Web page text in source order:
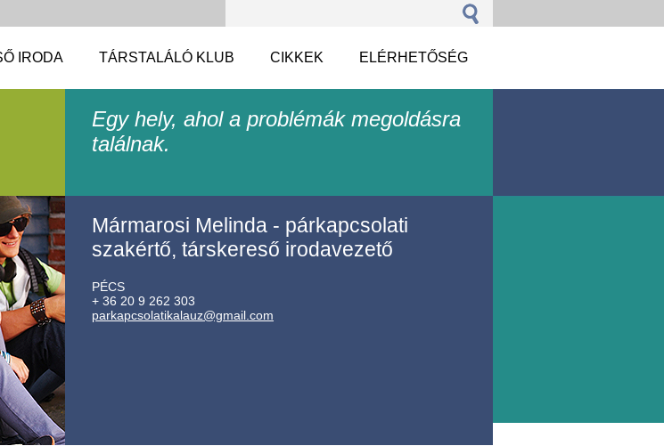
IRODA TÁRSTALÁLÓ KLUB CIKKEK ELÉRHETŐSÉG
Egy hely, ahol a problémák megoldásra
találnak.
Mármarosi Melinda - párkapcsolati
szakértő, társkereső irodavezető
PÉCS
+ 36 20 9 262 303
parkapcsolatikalauz@gmail.com